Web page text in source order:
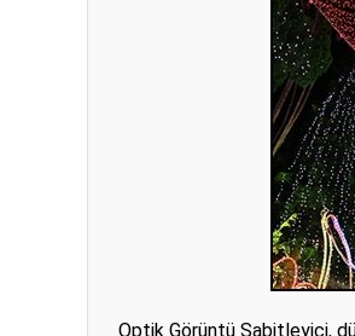
Optik Görüntü Sabitleyici,